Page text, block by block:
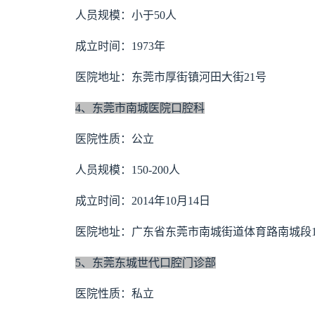
人员规模：小于50人
成立时间：1973年
医院地址：东莞市厚街镇河田大街21号
4、东莞市南城医院口腔科
医院性质：公立
人员规模：150-200人
成立时间：2014年10月14日
医院地址：广东省东莞市南城街道体育路南城段
5、东莞东城世代口腔门诊部
医院性质：私立